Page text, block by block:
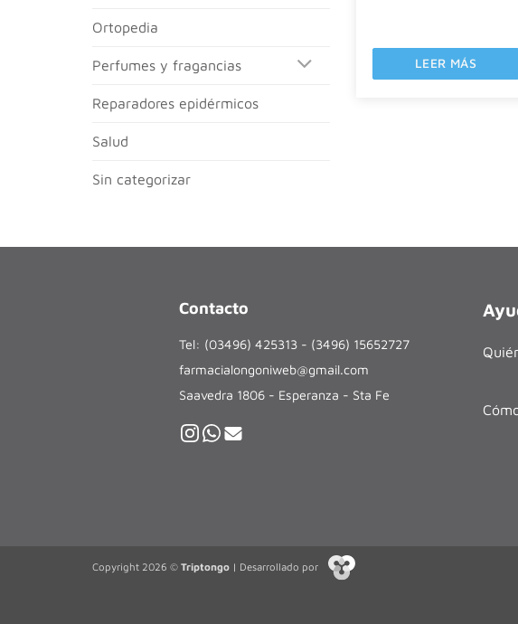
ortopedia
perfumes y fragancias
reparadores epidérmicos
salud
sin categorizar
LEER MÁS
Contacto
Tel: (03496) 425313 - (3496) 15652727
farmacialongoniweb@gmail.com
Saavedra 1806 - Esperanza - Sta Fe
Copyright 2026 © Triptongo | Desarrollado por